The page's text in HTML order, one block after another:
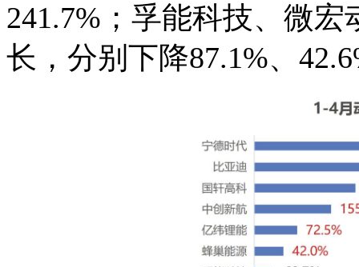
241.7%；孚能科技、微
长，分别下降87.1%、